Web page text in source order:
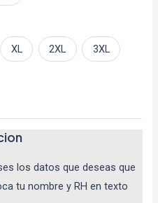
XL 2XL 3XL
los datos que deseas que
tu nombre y RH en texto